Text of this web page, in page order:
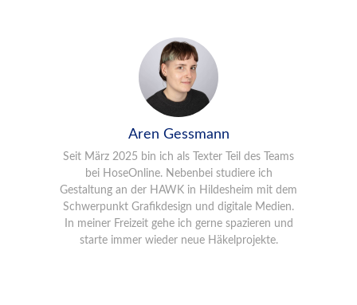
Aren Gessmann
Seit März 2025 bin ich als Texter Teil des Teams
bei HoseOnline. Nebenbei studiere ich
Gestaltung an der HAWK in Hildesheim mit dem
Schwerpunkt Grafikdesign und digitale Medien.
In meiner Freizeit gehe ich gerne spazieren und
starte immer wieder neue Häkelprojekte.